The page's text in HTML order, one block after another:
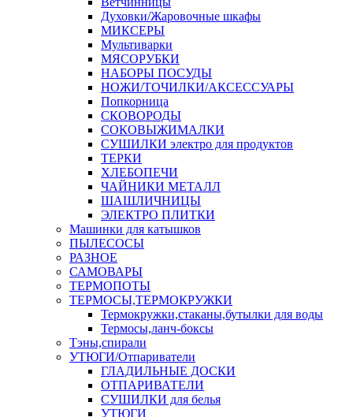
Духовки/Жаровочные шкафы
МИКСЕРЫ
Мультиварки
МЯСОРУБКИ
НАБОРЫ ПОСУДЫ
НОЖИ/ТОЧИЛКИ/АКСЕССУАРЫ
Попкорница
СКОВОРОДЫ
СОКОВЫЖИМАЛКИ
СУШИЛКИ электро для продуктов
ТЕРКИ
ХЛЕБОПЕЧИ
ЧАЙНИКИ МЕТАЛЛ
ШАШЛИЧНИЦЫ
ЭЛЕКТРО ПЛИТКИ
Машинки для катышков
ПЫЛЕСОСЫ
РАЗНОЕ
САМОВАРЫ
ТЕРМОПОТЫ
ТЕРМОСЫ,ТЕРМОКРУЖКИ
Термокружки,стаканы,бутылки для воды
Термосы,ланч-боксы
Тэны,спирали
УТЮГИ/Отпариватели
ГЛАДИЛЬНЫЕ ДОСКИ
ОТПАРИВАТЕЛИ
СУШИЛКИ для белья
УТЮГИ